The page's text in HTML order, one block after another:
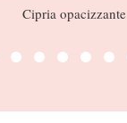
Cipria opacizzante